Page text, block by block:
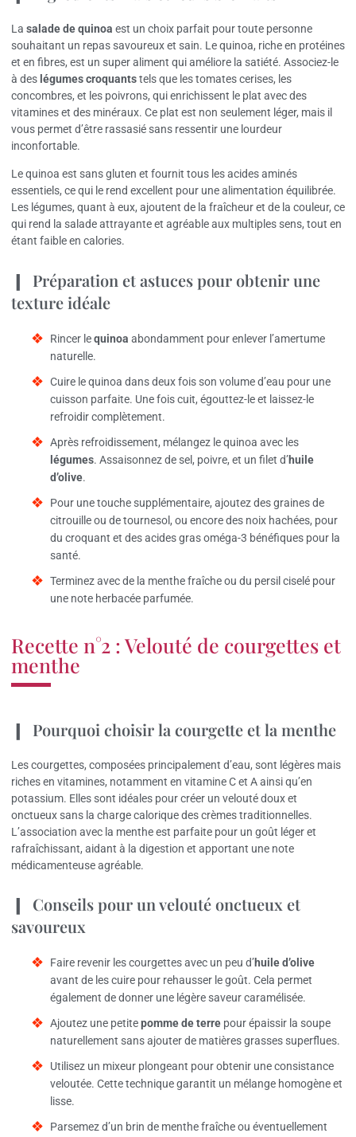
La salade de quinoa est un choix parfait pour toute personne
souhaitant un repas savoureux et sain. Le quinoa, riche en protéines
et en fibres, est un super aliment qui améliore la satiété. Associez-le
à des légumes croquantstels que les tomates cerises, les
concombres, et les poivrons, qui enrichissent le plat avec des
vitamines et des minéraux. Ce plat est non seulement léger, mais il
vous permet d’être rassasié sans ressentir une lourdeur
inconfortable.
Le quinoa est sans gluten et fournit tous les acides aminés
essentiels, ce qui le rend excellent pour une alimentation équilibrée.
Les légumes, quant à eux, ajoutent de la fraîcheur et de la couleur, ce
qui rend la salade attrayante et agréable aux multiples sens, tout en
étant faible en calories.
Préparation et astuces pour obtenir une
texture idéale
Rincer lequinoa abondamment pour enlever l’amertume
naturelle.
Cuire le quinoa dans deux fois son volume d’eau pour une
cuisson parfaite. Une fois cuit, égouttez-le et laissez-le
refroidir complètement.
Après refroidissement, mélangez le quinoa avec les
légumes. Assaisonnez de sel, poivre, et un filet d’huile
d’olive.
Pour une touche supplémentaire, ajoutez des graines de
citrouille ou de tournesol, ou encore des noix hachées, pour
du croquant et des acides gras oméga-3 bénéfiques pour la
santé.
Terminez avec de la menthe fraîche ou du persil ciselé pour
une note herbacée parfumée.
Recette n°2 : Velouté de courgettes et
menthe
Pourquoi choisir la courgette et la menthe
Les courgettes, composées principalement d’eau, sont légères mais
riches en vitamines, notamment en vitamine C et A ainsi qu’en
potassium. Elles sont idéales pour créer un velouté doux et
onctueux sans la charge calorique des crèmes traditionnelles.
L’association avec la menthe est parfaite pour un goût léger et
rafraîchissant, aidant à la digestion et apportant une note
médicamenteuse agréable.
Conseils pour un velouté onctueux et
savoureux
Faire revenir les courgettes avec un peu d’huile d’olive
avant de les cuire pour rehausser le goût. Cela permet
également de donner une légère saveur caramélisée.
Ajoutez une petitepomme de terre pour épaissir la soupe
naturellement sans ajouter de matières grasses superflues.
Utilisez un mixeur plongeant pour obtenir une consistance
veloutée. Cette technique garantit un mélange homogène et
lisse.
Parsemez d’un brin de menthe fraîche ou éventuellement